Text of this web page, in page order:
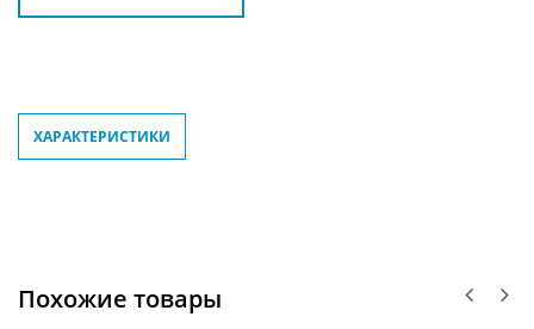
ХАРАКТЕРИСТИКИ
Похожие товары